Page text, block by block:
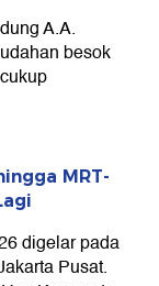
A.A.
besok
MRT-
digelar pada
Pusat.